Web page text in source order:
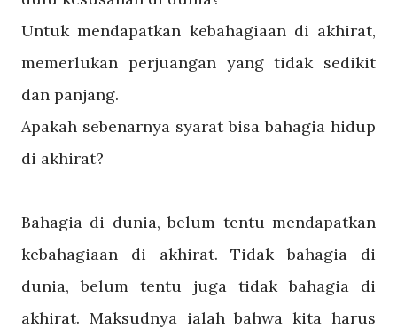
Untuk mendapatkan kebahagiaan di akhirat,
memerlukan perjuangan yang tidak sedikit
dan panjang.
Apakah sebenarnya syarat bisa bahagia hidup
di akhirat?
Bahagia di dunia, belum tentu mendapatkan
kebahagiaan di akhirat. Tidak bahagia di
dunia, belum tentu juga tidak bahagia di
akhirat. Maksudnya ialah bahwa kita harus